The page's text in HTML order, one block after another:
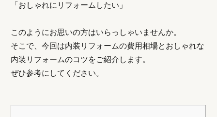
「おしゃれにリフォームしたい」
このようにお思いの方はいらっしゃいませんか。
そこで、今回は内装リフォームの費用相場とおしゃれな
内装リフォームのコツをご紹介します。
ぜひ参考にしてください。